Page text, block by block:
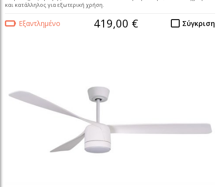
και κατάλληλος για εξωτερική χρήση.
Εξαντλημένο Σύγκριση
419,00 €